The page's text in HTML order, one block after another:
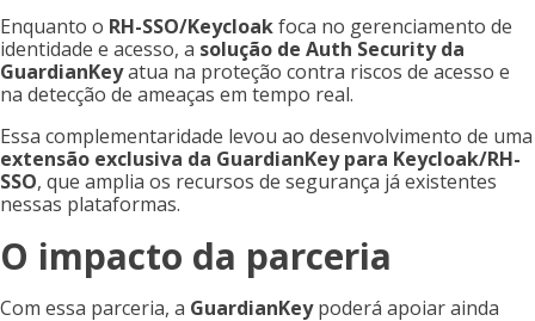
Enquanto o RH-SSO/Keycloakfoca no gerenciamento de
identidade e acesso, a solução de Auth Security da
GuardianKeyatua na proteção contra riscos de acesso e
na detecção de ameaças em tempo real.
Essa complementaridade levou ao desenvolvimento de uma
extensão exclusiva da GuardianKey para Keycloak/RH-
SSO, que amplia os recursos de segurança já existentes
nessas plataformas.
O impacto da parceria
Com essa parceria, a GuardianKeypoderá apoiar ainda